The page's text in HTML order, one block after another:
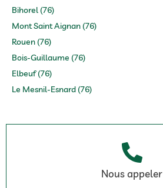
Bihorel (76)
Mont Saint Aignan (76)
Rouen (76)
Bois-Guillaume (76)
Elbeuf (76)
Le Mesnil-Esnard (76)
Nous appeler